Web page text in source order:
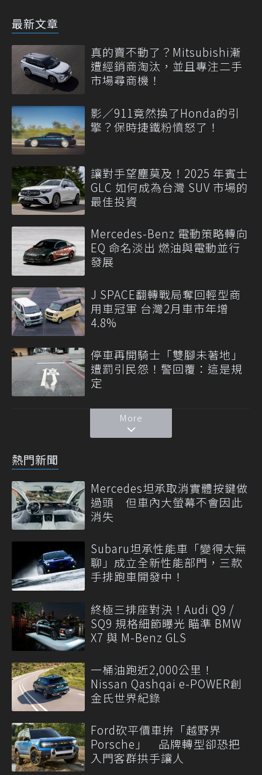
最新文章
真的賣不動了？Mitsubishi漸
遭經銷商淘汰，並且專注二手
市場尋商機！
影／911竟然換了Honda的引
擎？保時捷鐵粉憤怒了！
讓對手望塵莫及！2025 年賓士
GLC 如何成為台灣 SUV 市場的
最佳投資
Mercedes-Benz 電動策略轉向
EQ 命名淡出 燃油與電動並行
發展
J SPACE翻轉戰局奪回輕型商
用車冠軍 台灣2月車市年增
4.8%
停車再開騎士「雙腳未著地」
遭罰引民怨！警回覆：這是規
定
More
熱門新聞
Mercedes坦承取消實體按鍵做
過頭 但車內大螢幕不會因此
消失
Subaru坦承性能車「變得太無
聊」成立全新性能部門，三款
手排跑車開發中！
終極三排座對決！Audi Q9 /
SQ9 規格細節曝光 瞄準 BMW
X7 與 M-Benz GLS
一桶油跑近2,000公里！
Nissan Qashqai e-POWER創
金氏世界紀錄
Ford砍平價車拚「越野界
Porsche」 品牌轉型卻恐把
入門客群拱手讓人